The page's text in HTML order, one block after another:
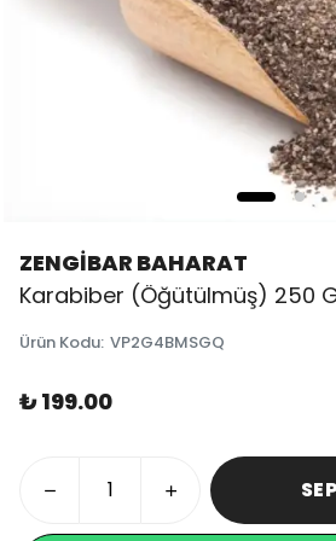
ZENGİBAR BAHARAT
Karabiber (Öğütülmüş) 250
Ürün Kodu: VP2G4BMSGQ
₺ 199.00